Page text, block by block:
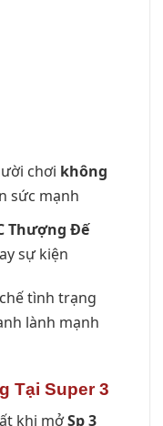
chơi không
sức mạnh
Thượng Đế
sự kiện
tình trạng
lành mạnh
Tại Super 3
khi mởSp 3